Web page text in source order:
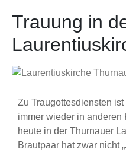
Trauung in
Zu Traugottesdiensten
immer wieder in anderen
heute in der Thurnauer
Brautpaar hat zwar nicht